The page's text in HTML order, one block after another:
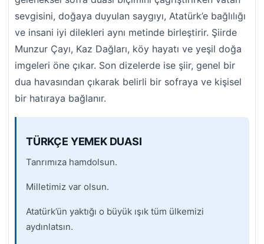
sevgisini, doğaya duyulan saygıyı, Atatürk’e bağlılığı
ve insani iyi dilekleri aynı metinde birleştirir. Şiirde
Munzur Çayı, Kaz Dağları, köy hayatı ve yeşil doğa
imgeleri öne çıkar. Son dizelerde ise şiir, genel bir
dua havasından çıkarak belirli bir sofraya ve kişisel
bir hatıraya bağlanır.
TÜRKÇE YEMEK DUASI
Tanrımıza hamdolsun.
Milletimiz var olsun.
Atatürk’ün yaktığı o büyük ışık tüm ülkemizi
aydınlatsın.